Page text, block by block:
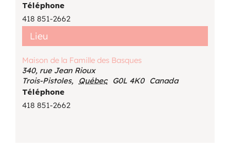
Lieu
Maison de la Famille des Basques
340, rue Jean Rioux
Trois-Pistoles, Québec G0L 4K0 Canada
Téléphone
418 851-2662
Téléphone
418 851-2662